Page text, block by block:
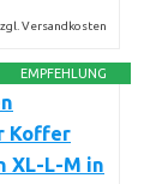
Versandkosten
EMPFEHLUNG
Koffer
XL-L-M in